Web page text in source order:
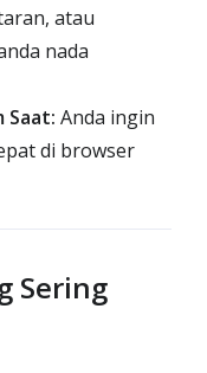
atau
nada
Saat: Anda ingin
di browser
Sering